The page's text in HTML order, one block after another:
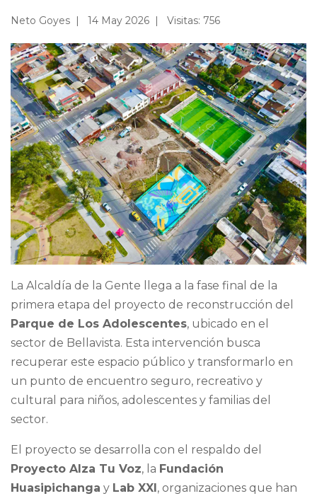
Neto Goyes 14 May 2026 Visitas: 756
La Alcaldía de la Gente llega a la fase final de la
primera etapa del proyecto de reconstrucción del
Parque de Los Adolescentes, ubicado en el
sector de Bellavista. Esta intervención busca
recuperar este espacio público y transformarlo en
un punto de encuentro seguro, recreativo y
cultural para niños, adolescentes y familias del
sector.
El proyecto se desarrolla con el respaldo del
Proyecto Alza Tu Voz, la Fundación
Huasipichanga y Lab XXI , organizaciones que han